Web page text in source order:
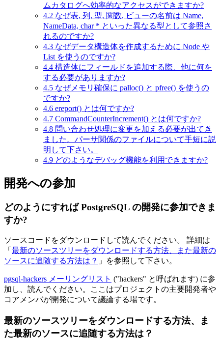
ムカタログへ効率的なアクセスができますか?
4.2 なぜ表, 列, 型, 関数, ビューの名前は Name,
NameData, char * といった異なる型として参照さ
れるのですか?
4.3 なぜデータ構造体を作成するために Node や
List を使うのですか?
4.4 構造体にフィールドを追加する際、他に何を
する必要がありますか?
4.5 なぜメモリ確保に palloc() と pfree() を使うの
ですか?
4.6 ereport() とは何ですか?
4.7 CommandCounterIncrement() とは何ですか?
4.8 問い合わせ処理に変更を加える必要が出てき
ました。パーサ関係のファイルについて手短に説
明して下さい。
4.9 どのようなデバッグ機能を利用できますか?
開発への参加
どのようにすれば PostgreSQL の開発に参加できま
すか?
ソースコードをダウンロードして読んでください。 詳細は
「 最新のソースツリーをダウンロードする方法、また最新の
ソースに追随する方法は？ 」を参照して下さい。
pgsql-hackers メーリングリスト ("hackers" と呼ばれます) に参
加し、読んでください。ここはプロジェクトの主要開発者や
コアメンバが開発について議論する場です。
最新のソースツリーをダウンロードする方法、ま
た最新のソースに追随する方法は？